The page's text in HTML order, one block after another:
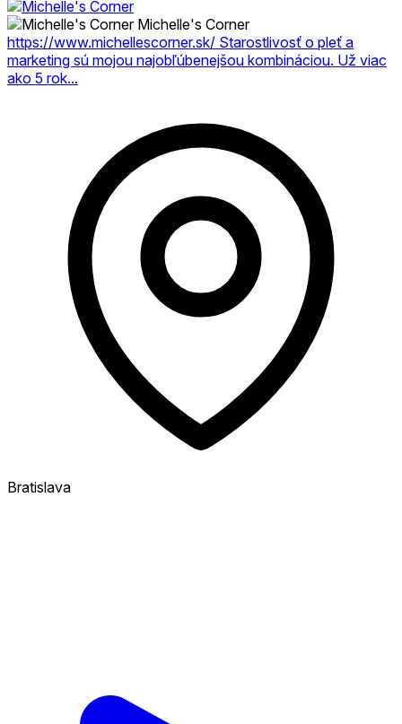
Michelle's Corner
https://www.michellescorner.sk/ Starostlivosť o pleť a
marketing sú mojou najobľúbenejšou kombináciou. Už viac
ako 5 rok...
Bratislava